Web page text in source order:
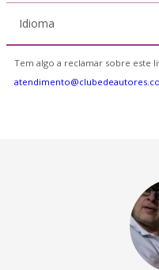
Idioma
Tem algo a reclamar sobre este